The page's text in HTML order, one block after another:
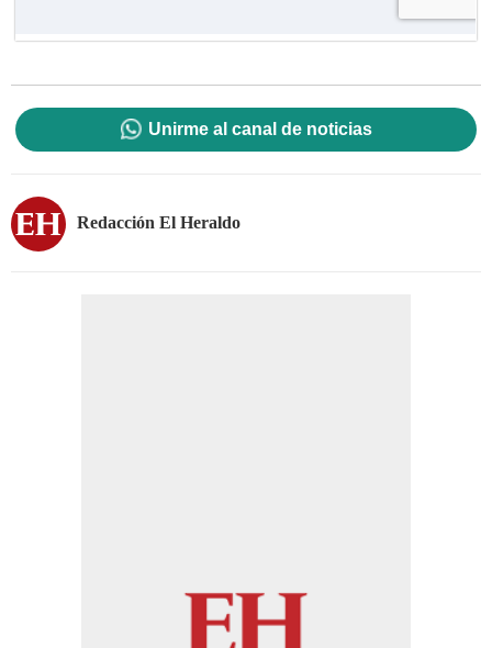
Unirme al canal de noticias
Redacción El Heraldo